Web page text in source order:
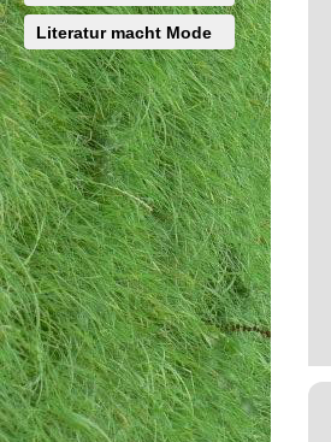
Literatur macht Mode